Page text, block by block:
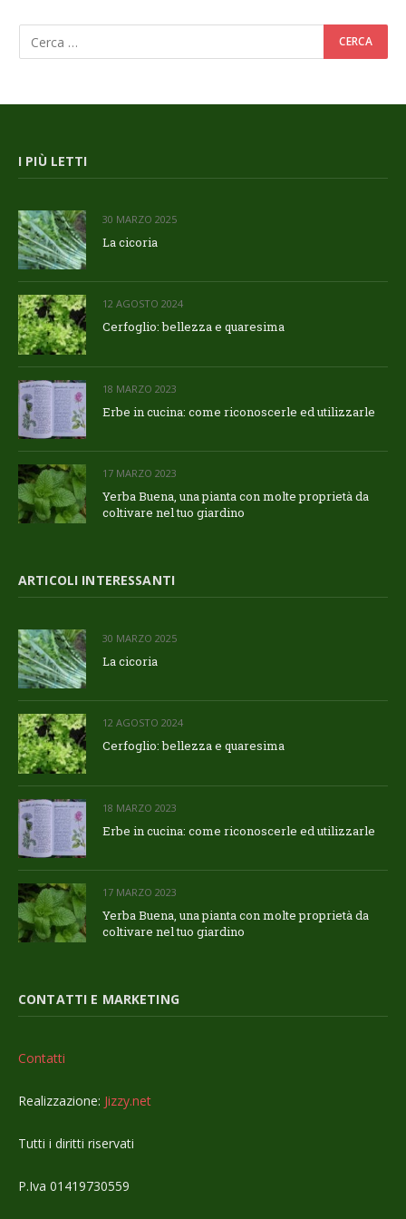
I PIÙ LETTI
30 MARZO 2025
La cicoria
12 AGOSTO 2024
Cerfoglio: bellezza e quaresima
18 MARZO 2023
Erbe in cucina: come riconoscerle ed utilizzarle
17 MARZO 2023
Yerba Buena, una pianta con molte proprietà da
coltivare nel tuo giardino
ARTICOLI INTERESSANTI
30 MARZO 2025
La cicoria
12 AGOSTO 2024
Cerfoglio: bellezza e quaresima
18 MARZO 2023
Erbe in cucina: come riconoscerle ed utilizzarle
17 MARZO 2023
Yerba Buena, una pianta con molte proprietà da
coltivare nel tuo giardino
CONTATTI E MARKETING
Contatti
Realizzazione: Jizzy.net
Tutti i diritti riservati
P.Iva 01419730559